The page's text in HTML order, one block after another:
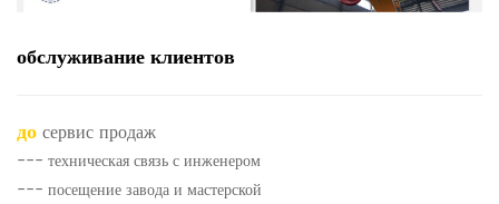
обслуживание клиентов
досервис продаж
--- техническая связь с инженером
--- посещение завода и мастерской